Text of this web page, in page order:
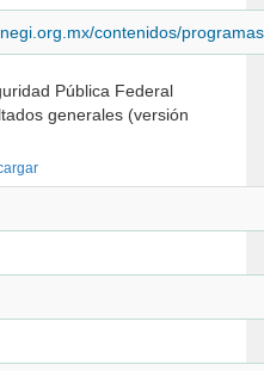
contenidos/
generales (versión